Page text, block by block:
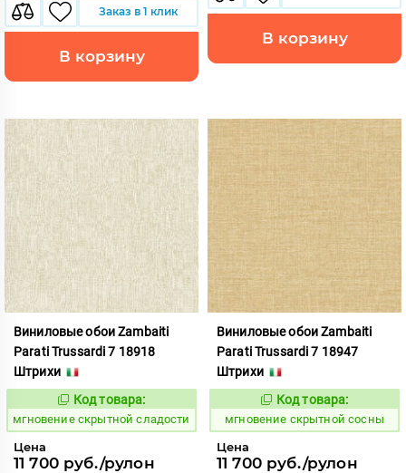
Заказ в 1 клик
В корзину
В корзину
Виниловые обои Zambaiti
Parati Trussardi 7 18918
Штрихи
948845
Код товара:
мгновение скрытной сладости
Цена
11 700 руб./рулон
Виниловые обои Zambaiti
Parati Trussardi 7 18947
Штрихи
948847
Код товара:
мгновение скрытной сосны
Цена
11 700 руб./рулон